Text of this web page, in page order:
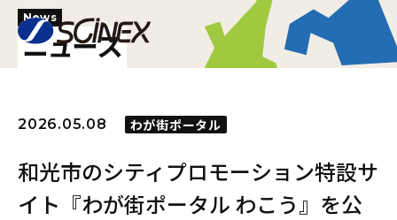
News
ニュース
2026.05.08 わが街ポータル
和光市のシティプロモーション特設サ
イト『わが街ポータル わこう』を公